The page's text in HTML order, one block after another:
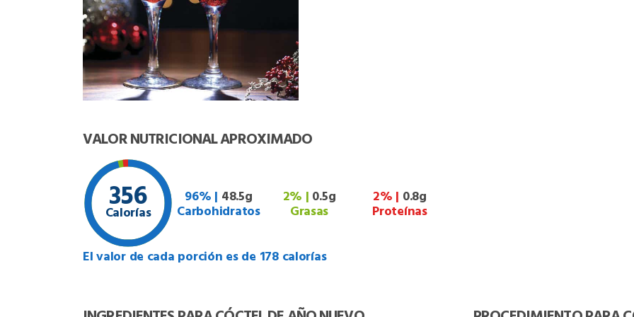
VALOR NUTRICIONAL APROXIMADO
356
Calorías
96% | 48.5g
Carbohidratos
2% | 0.5g
Grasas
2% | 0.8g
Proteínas
El valor de cada porción es de 178 calorías